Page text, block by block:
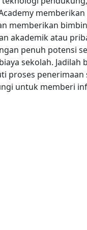
memberikan
akademik atau
penuh potensi
sekolah. Jadilah
proses penerimaan
untuk memberi